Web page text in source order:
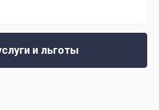
и льготы